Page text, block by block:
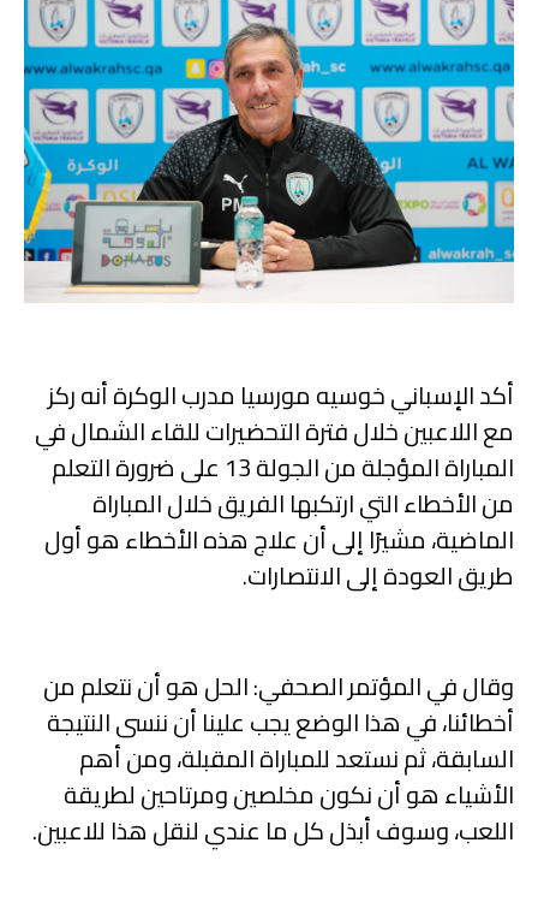
أكد الإسباني خوسيه مورسيا مدرب الوكرة أنه ركز
مع اللاعبين خلال فترة التحضيرات للقاء الشمال في
المباراة المؤجلة من الجولة 13 على ضرورة التعلم
من الأخطاء التي ارتكبها الفريق خلال المباراة
الماضية، مشيرًا إلى أن علاج هذه الأخطاء هو أول
طريق العودة إلى الانتصارات.
وقال في المؤتمر الصحفي: الحل هو أن نتعلم من
أخطائنا، في هذا الوضع يجب علينا أن ننسى النتيجة
السابقة، ثم نستعد للمباراة المقبلة، ومن أهم
الأشياء هو أن نكون مخلصين ومرتاحين لطريقة
اللعب، وسوف أبذل كل ما عندي لنقل هذا للاعبين.